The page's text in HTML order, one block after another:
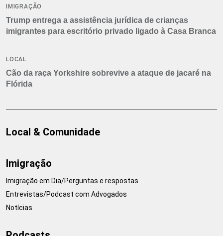
IMIGRAÇÃO
Trump entrega a assistência jurídica de crianças
imigrantes para escritório privado ligado à Casa Branca
LOCAL
Cão da raça Yorkshire sobrevive a ataque de jacaré na
Flórida
Local & Comunidade
Imigração
Imigração em Dia/Perguntas e respostas
Entrevistas/Podcast com Advogados
Notícias